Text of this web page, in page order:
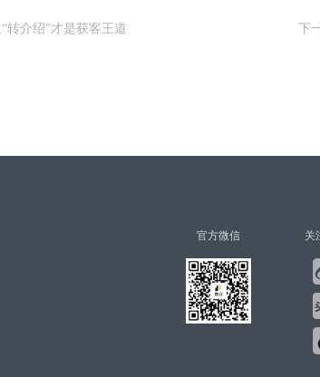
转介绍”才是获客王道 下
官方微信 关